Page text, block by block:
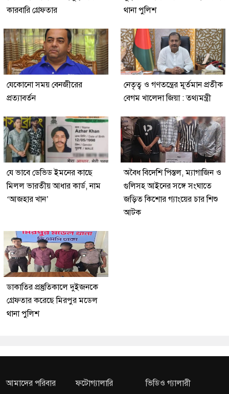
কারবারি গ্রেফতার
থানা পুলিশ
যেকোনো সময় বেনজীরের
প্রত্যাবর্তন
নেতৃত্ব ও গণতন্ত্রের মূর্তমান প্রতীক
বেগম খালেদা জিয়া : তথ্যমন্ত্রী
যে ভাবে ডেভিড ইমনের কাছে
মিলল ভারতীয় আধার কার্ড, নাম
‘আজহার খান’
অবৈধ বিদেশি পিস্তল, ম্যাগাজিন ও
গুলিসহ আইনের সঙ্গে সংঘাতে
জড়িত কিশোর গ্যাংয়ের চার শিশু
আটক
ডাকাতির প্রস্তুতিকালে দুইজনকে
গ্রেফতার করেছে মিরপুর মডেল
থানা পুলিশ
আমাদের পরিবার ফটোগ্যালারি ভিডিও গ্যালারী